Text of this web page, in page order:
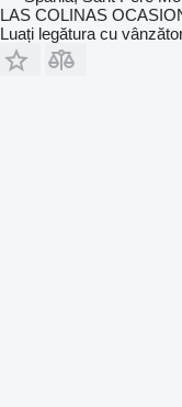
LAS COLINAS
Luați legătura cu